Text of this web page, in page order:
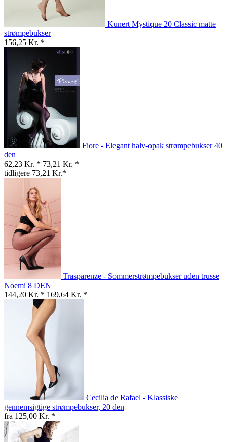
Kunert Mystique 20 Classic matte
strømpebukser
156,25 Kr. *
Fiore - Elegant halv-opak strømpebukser 40
den
62,23 Kr. * 73,21 Kr. *
tidligere 73,21 Kr.*
Trasparenze - Sommerstrømpebukser uden trusse
Noemi 8 DEN
144,20 Kr. * 169,64 Kr. *
Cecilia de Rafael - Klassiske
gennemsigtige strømpebukser, 20 den
fra 125,00 Kr. *